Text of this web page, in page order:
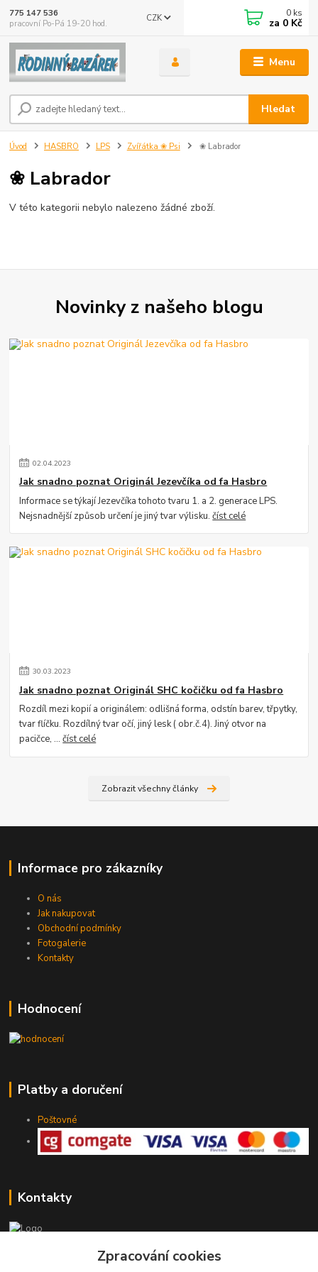
Menu
CZK
Hledat
775 147 536
pracovní Po-Pá 19-20 hod.
0 ks
za 0 Kč
Úvod HASBRO LPS Zvířátka ❀ Psi ❀ Labrador
❀ Labrador
V této kategorii nebylo nalezeno žádné zboží.
Novinky z našeho blogu
02.04.2023
Jak snadno poznat Originál Jezevčíka od fa Hasbro
Informace se týkají Jezevčíka tohoto tvaru 1. a 2. generace LPS.
Nejsnadnější způsob určení je jiný tvar výlisku.číst celé
30.03.2023
Jak snadno poznat Originál SHC kočičku od fa Hasbro
Rozdíl mezi kopií a originálem: odlišná forma, odstín barev, třpytky,
tvar flíčku. Rozdílný tvar očí, jiný lesk ( obr.č.4). Jiný otvor na
pacičce, ...číst celé
Zobrazit všechny články
Informace pro zákazníky
O nás
Jak nakupovat
Obchodní podmínky
Fotogalerie
Kontakty
Hodnocení
Platby a doručení
Poštovné
Kontakty
Zpracování cookies